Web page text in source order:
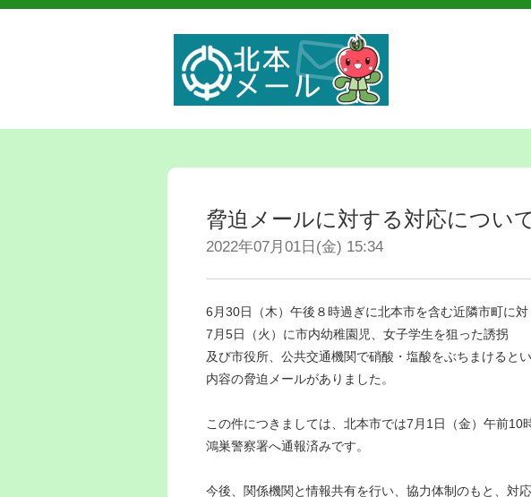
脅迫メールに対する対応につい
2022年07月01日(金) 15:34
6月30日（木）午後８時過ぎに北本市を含む近隣市町に対
7月5日（火）に市内幼稚園児、女子学生を狙った誘拐
及び市役所、公共交通機関で硝酸・塩酸をぶちまけると
内容の脅迫メールがありました。
この件につきましては、北本市では7月1日（金）午前10
鴻巣警察署へ通報済みです。
今後、関係機関と情報共有を行い、協力体制のもと、対応